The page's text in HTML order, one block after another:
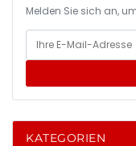
Melden Sie sich an,
KATEGORIEN